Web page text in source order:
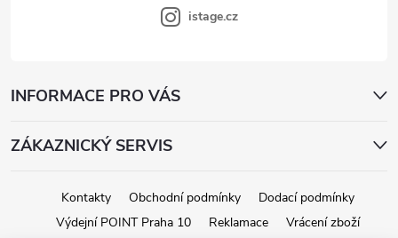
istage.cz
INFORMACE PRO VÁS
ZÁKAZNICKÝ SERVIS
Kontakty Obchodní podmínky
Dodací podmínky
Výdejní POINT Praha 10
Reklamace
Vrácení zboží